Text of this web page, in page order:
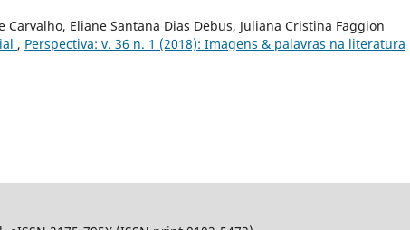
Eliane Santana Dias Debus, Juliana Cristina Faggion
, Perspectiva: v. 36 n. 1 (2018): Imagens & palavras na literatura